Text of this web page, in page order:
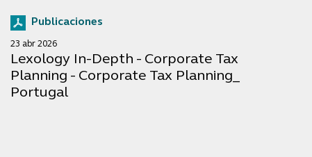
Publicaciones
23 abr 2026
Lexology In-Depth - Corporate Tax
Planning - Corporate Tax Planning_
Portugal